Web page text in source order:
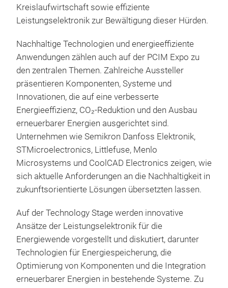
Kreislaufwirtschaft sowie effiziente
Leistungselektronik zur Bewältigung dieser Hürden.
Nachhaltige Technologien und energieeffiziente
Anwendungen zählen auch auf der PCIM Expo zu
den zentralen Themen. Zahlreiche Aussteller
präsentieren Komponenten, Systeme und
Innovationen, die auf eine verbesserte
Energieeffizienz, CO₂-Reduktion und den Ausbau
erneuerbarer Energien ausgerichtet sind.
Unternehmen wie Semikron Danfoss Elektronik,
STMicroelectronics, Littlefuse, Menlo
Microsystems und CoolCAD Electronics zeigen, wie
sich aktuelle Anforderungen an die Nachhaltigkeit in
zukunftsorientierte Lösungen übersetzten lassen.
Auf der Technology Stage werden innovative
Ansätze der Leistungselektronik für die
Energiewende vorgestellt und diskutiert, darunter
Technologien für Energiespeicherung, die
Optimierung von Komponenten und die Integration
erneuerbarer Energien in bestehende Systeme. Zu